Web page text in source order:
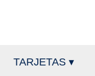
TARJETAS ▾